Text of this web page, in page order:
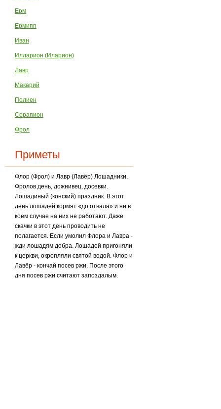
Ерм
Ермипп
Иван
Илларион (Иларион)
Лавр
Макарий
Полиен
Серапион
Фрол
Приметы
Флор (Фрол) и Лавр (Лавёр) Лошадники,
Фролов день, дожнивец, досевки.
Лошадиный (конский) праздник. В этот
день лошадей кормят «до отвала» и ни в
коем случае на них не работают. Даже
скачки в этот день проводить не
полагается. Если умолил Флора и Лавра -
жди лошадям добра. Лошадей пригоняли
к церкви, окропляли святой водой. Флор и
Лавёр - кончай посев ржи. После этого
дня посев ржи считают запоздалым.